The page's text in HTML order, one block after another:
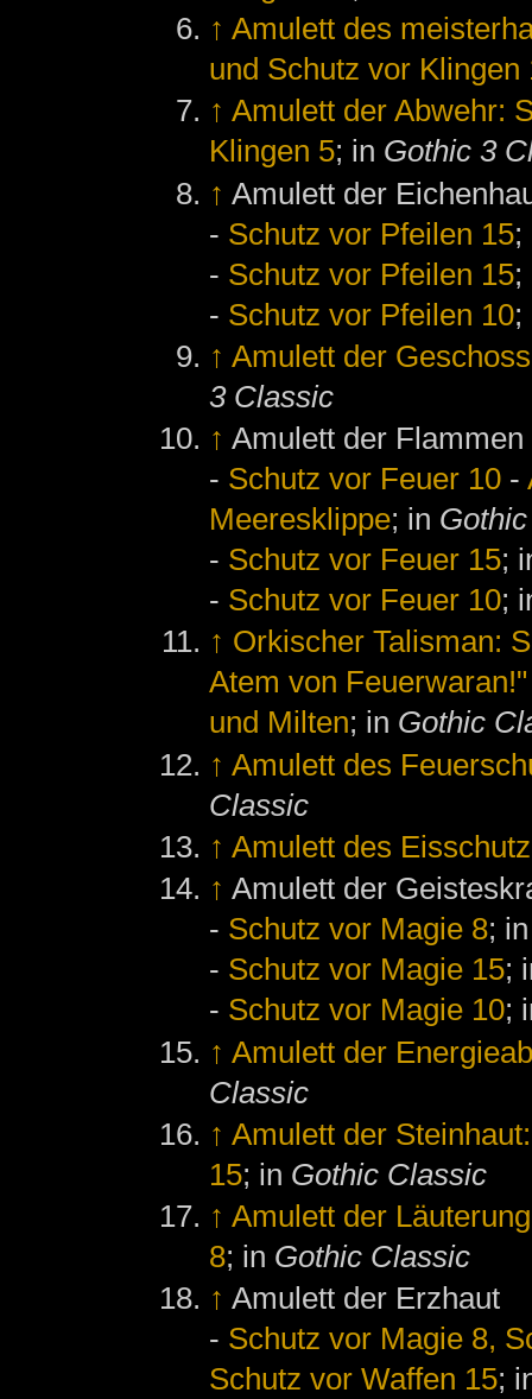
↑ Amulett des
und Schutz vor Klingen
↑ Amulett der Abwehr:
Klingen 5; in Gothic 3
↑ Amulett der
- Schutz vor Pfeilen 15
- Schutz vor Pfeilen 15
- Schutz vor Pfeilen 10
↑ Amulett der
3 Classic
↑ Amulett der Flammen
- Schutz vor Feuer 10 -
Meeresklippe; in
- Schutz vor Feuer 15;
- Schutz vor Feuer 10;
↑ Orkischer Talisman:
Atem von Feuerwaran!"
und Milten; in Gothic
↑ Amulett des
Classic
↑ Amulett des
↑ Amulett der
- Schutz vor Magie 8;
- Schutz vor Magie 15;
- Schutz vor Magie 10;
↑ Amulett der
Classic
↑ Amulett der
15; in Gothic Classic
↑ Amulett der
8; in Gothic Classic
↑ Amulett der Erzhaut
- Schutz vor Magie 8,
Schutz vor Waffen 15;